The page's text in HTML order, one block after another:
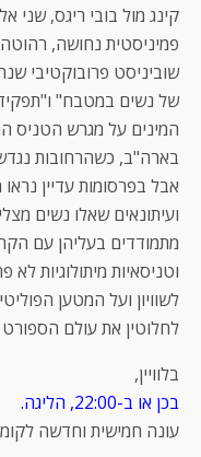
קינג מול בובי ריגס, שני
פמיניסטית נחושה,
שוביניסט פרובוקטיבי
של נשים במטבח"
המינים על מגרש הטניס
בארה"ב, כשהרחובות
אבל בפרסומות עדיין
ועיתונאים שאלו נשים
מתמודדים בעליהן עם
וטניסאיות מיתולוגיות
לשוויון ועל המטען
לחלוטין את עולם
בלוויין,
בכן או ב-22:00, הליגה.
עונה חמישית וחדשה